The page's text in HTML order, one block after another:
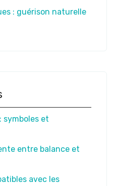
: guérison naturelle
symboles et
entre balance et
avec les